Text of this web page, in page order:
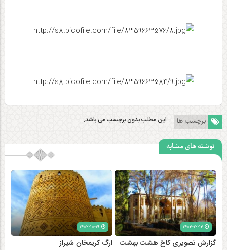
برچسب ها این مطلب بدون برچسب می باشد.
نوشته های مشابه
گزارش تصویری کاخ هشت‌ بهشت ارگ کریمخان شیراز